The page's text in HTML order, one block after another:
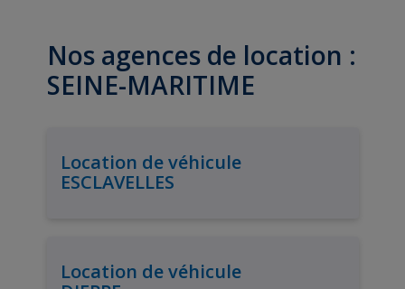
Nos agences de location :
SEINE-MARITIME
Location de véhicule
ESCLAVELLES
Location de véhicule